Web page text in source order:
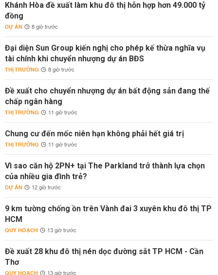
Khánh Hòa đề xuất làm khu đô thị hỗn hợp hơn 49.000 tỷ
đồng
DỰ ÁN 8 giờ trước
Đại diện Sun Group kiến nghị cho phép kế thừa nghĩa vụ
tài chính khi chuyển nhượng dự án BĐS
THỊ TRƯỜNG 8 giờ trước
Đề xuất cho chuyển nhượng dự án bất động sản đang thế
chấp ngân hàng
THỊ TRƯỜNG 11 giờ trước
Chung cư đến mốc niên hạn không phải hết giá trị
THỊ TRƯỜNG 11 giờ trước
Vì sao căn hộ 2PN+ tại The Parkland trở thành lựa chọn
của nhiều gia đình trẻ?
DỰ ÁN 12 giờ trước
9 km tường chống ồn trên Vành đai 3 xuyên khu đô thị TP
HCM
QUY HOẠCH 13 giờ trước
Đề xuất 28 khu đô thị nén dọc đường sắt TP HCM - Cần
Thơ